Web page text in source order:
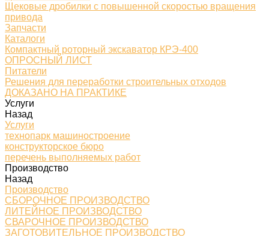
Щековые дробилки с повышенной скоростью вращения
привода
Запчасти
Каталоги
Компактный роторный экскаватор КРЭ-400
ОПРОСНЫЙ ЛИСТ
Питатели
Решения для переработки строительных отходов
ДОКАЗАНО НА ПРАКТИКЕ
Услуги
Назад
Услуги
технопарк машиностроение
конструкторское бюро
перечень выполняемых работ
Производство
Назад
Производство
СБОРОЧНОЕ ПРОИЗВОДСТВО
ЛИТЕЙНОЕ ПРОИЗВОДСТВО
СВАРОЧНОЕ ПРОИЗВОДСТВО
ЗАГОТОВИТЕЛЬНОЕ ПРОИЗВОДСТВО